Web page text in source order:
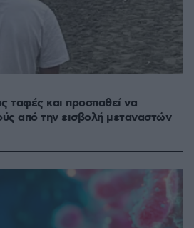
ταφές και προσπαθεί να
από την εισβολή μεταναστών